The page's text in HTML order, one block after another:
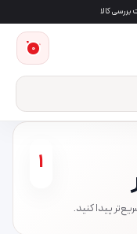
0
پیدا کنید.
1